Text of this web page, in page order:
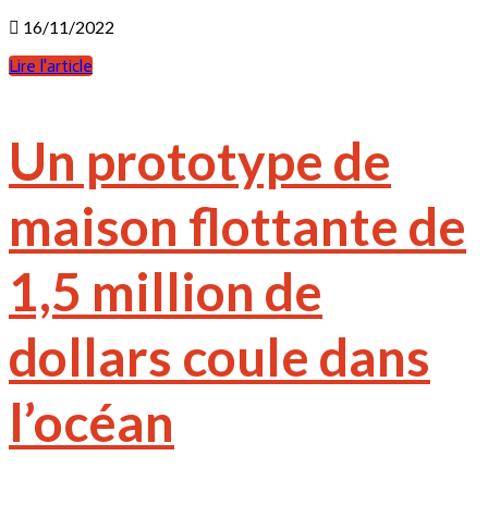
16/11/2022
Lire l'article
Un prototype de
maison flottante de
1,5 million de
dollars coule dans
l’océan